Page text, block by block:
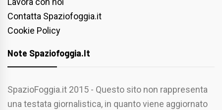
Contatta Spaziofoggia.it
Cookie Policy
Note Spaziofoggia.it
SpazioFoggia.it 2015 - Questo sito non rappresenta
una testata giornalistica, in quanto viene aggiornato